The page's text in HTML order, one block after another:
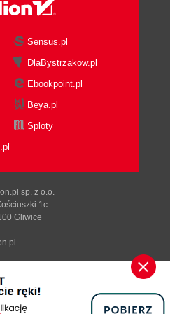
Writer (60)
sterownika PDF Writer
PDF Writer (63)
w pliku PDF (64)
programu Acrobat
(66)
Acrobat Distiller (67)
na format PDF
Acrobat Distiller (69)
(70)
i Advanced (72)
folderów z czcionkami (73)
plików postscriptowych
Sensus.pl
DlaBystrzakow.pl
Ebookpoint.pl
Beya.pl
Sploty
sp. z o.o.
1c
Gliwice